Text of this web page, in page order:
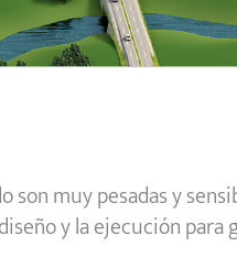
muy pesadas y
y la ejecución